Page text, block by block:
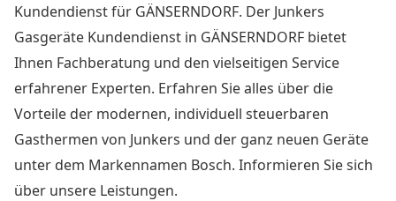
Kundendienst für GÄNSERNDORF. Der Junkers
Gasgeräte Kundendienst in GÄNSERNDORF bietet
Ihnen Fachberatung und den vielseitigen Service
erfahrener Experten. Erfahren Sie alles über die
Vorteile der modernen, individuell steuerbaren
Gasthermen von Junkers und der ganz neuen Geräte
unter dem Markennamen Bosch. Informieren Sie sich
über unsere Leistungen.